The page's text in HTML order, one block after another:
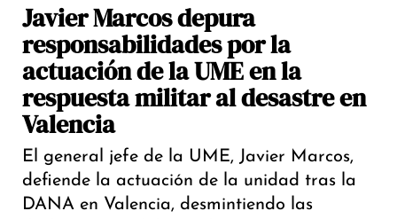
Javier Marcos depura
responsabilidades por la
actuación de la UME en la
respuesta militar al desastre en
Valencia
El general jefe de la UME, Javier Marcos,
defiende la actuación de la unidad tras la
DANA en Valencia, desmintiendo las